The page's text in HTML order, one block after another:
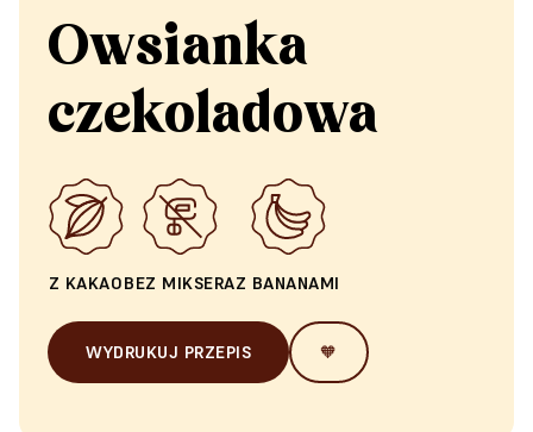
Owsianka
czekoladowa
Z KAKAOBEZ MIKSERAZ BANANAMI
WYDRUKUJ PRZEPIS 🧡